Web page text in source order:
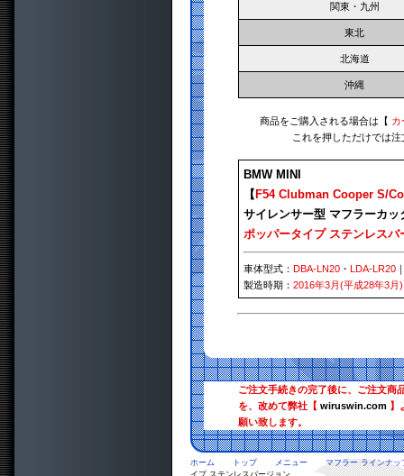
関東・九州
東北
北海道
沖縄
商品をご購入される場合は【 カ
これを押しただけでは
BMW MINI
【 F54 Clubman Cooper S/
サイレンサー型 マフラーカッ
ポッパータイプ ステンレスバ
車体型式： DBA-LN20・ LDA-LR20
製造時期： 2016年3月(平成28年3月)
ご注文手続きの完了後に、ご注文商
を、改めて弊社【 wiruswin.com】
願い致します。
ホーム トップ メニュー
マフラー ラインナッ
イプ ステンレスバージョン